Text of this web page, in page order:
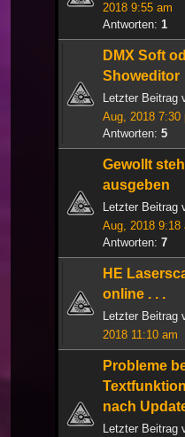
2018 9:55 am
Antworten: 1
DMX Soft
Showeditor
Letzter Beitrag
Aug, 2018 7:30
Antworten: 5
Gewollt
ausgeben
Letzter Beitrag
Aug, 2018 9:18
Antworten: 7
HE
online . . .
Letzter Beitrag
2018 11:10 am
Probleme
nach
Letzter Beitrag